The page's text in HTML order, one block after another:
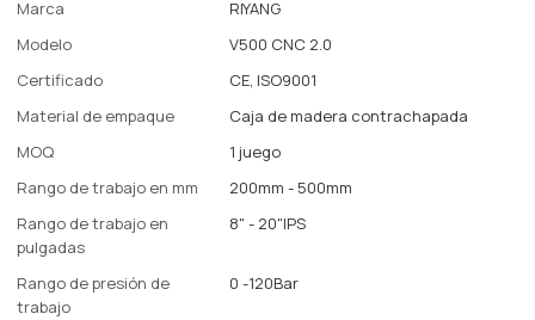
Marca
RIYANG
Modelo
V500 CNC 2.0
Certificado
CE, ISO9001
Material de empaque
Caja de madera contrachapada
MOQ
1 juego
Rango de trabajo en mm
200mm - 500mm
Rango de trabajo en
pulgadas
8" - 20"IPS
Rango de presión de
trabajo
0 -120Bar